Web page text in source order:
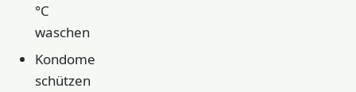
°C
waschen
Kondome
schützen